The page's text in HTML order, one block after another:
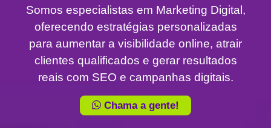
Somos especialistas em Marketing Digital,
oferecendo estratégias personalizadas
para aumentar a visibilidade online, atrair
clientes qualificados e gerar resultados
reais com SEO e campanhas digitais.
Chama a gente!